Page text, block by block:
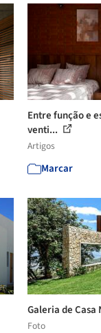
Entre função e
venti...
Artigos
Marcar
Galeria de
Foto